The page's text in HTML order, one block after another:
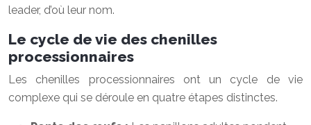
leader, d’où leur nom.
Le cycle de vie des chenilles
processionnaires
Les chenilles processionnaires ont un cycle de vie
complexe qui se déroule en quatre étapes distinctes.